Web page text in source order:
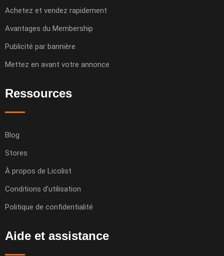
Achetez et vendez rapidement
Avantages du Membership
Publicité par bannière
Mettez en avant votre annonce
Ressources
Blog
Stores
À propos de Licolist
Conditions d’utilisation
Politique de confidentialité
Aide et assistance